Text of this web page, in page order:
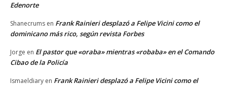
Edenorte
Shanecrums en Frank Rainieri desplazó a Felipe Vicini como el
dominicano más rico, según revista Forbes
Jorge en El pastor que «oraba» mientras «robaba» en el Comando
Cibao de la Policía
Ismaeldiary en Frank Rainieri desplazó a Felipe Vicini como el